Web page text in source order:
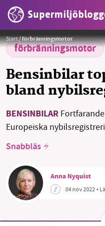
OMRÅDEN
MILJÖFAKTA
Sök
Start/förbränningsmotor
förbränningsmotor
Bensinbilar
bland
BENSINBILAR
Europeiska
Snabbläs
Anna Nyquist
04 nov 2022•